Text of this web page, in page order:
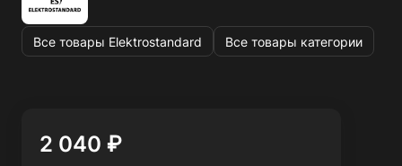
Все товары Elektrostandard Все товары категории
2 040 ₽